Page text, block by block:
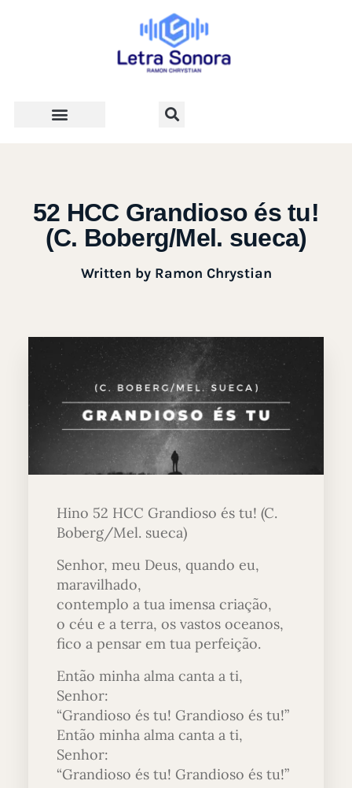
52 HCC Grandioso és tu!
(C. Boberg/Mel. sueca)
Written byRamon Chrystian
Hino 52 HCC Grandioso és tu! (C.
Boberg/Mel. sueca)
Senhor, meu Deus, quando eu,
maravilhado,
contemplo a tua imensa criação,
o céu e a terra, os vastos oceanos,
fico a pensar em tua perfeição.
Então minha alma canta a ti,
Senhor:
“Grandioso és tu! Grandioso és tu!”
Então minha alma canta a ti,
Senhor:
“Grandioso és tu! Grandioso és tu!”